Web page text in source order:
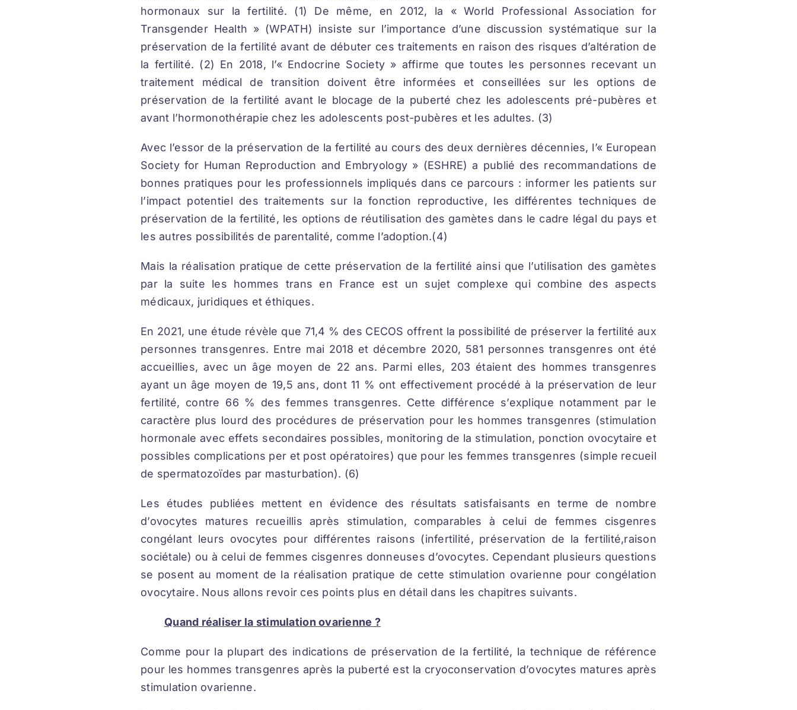
hormonaux sur la fertilité. (1) De même, en 2012, la « World Professional Association for
Transgender Health » (WPATH) insiste sur l’importance d’une discussion systématique sur la
préservation de la fertilité avant de débuter ces traitements en raison des risques d’altération de
la fertilité. (2) En 2018, l’« Endocrine Society » affirme que toutes les personnes recevant un
traitement médical de transition doivent être informées et conseillées sur les options de
préservation de la fertilité avant le blocage de la puberté chez les adolescents pré-pubères et
avant l’hormonothérapie chez les adolescents post-pubères et les adultes. (3)
Avec l’essor de la préservation de la fertilité au cours des deux dernières décennies, l’« European
Society for Human Reproduction and Embryology » (ESHRE) a publié des recommandations de
bonnes pratiques pour les professionnels impliqués dans ce parcours : informer les patients sur
l’impact potentiel des traitements sur la fonction reproductive, les différentes techniques de
préservation de la fertilité, les options de réutilisation des gamètes dans le cadre légal du pays et
les autres possibilités de parentalité, comme l’adoption.(4)
Mais la réalisation pratique de cette préservation de la fertilité ainsi que l’utilisation des gamètes
par la suite les hommes trans en France est un sujet complexe qui combine des aspects
médicaux, juridiques et éthiques.
En 2021, une étude révèle que 71,4 % des CECOS offrent la possibilité de préserver la fertilité aux
personnes transgenres. Entre mai 2018 et décembre 2020, 581 personnes transgenres ont été
accueillies, avec un âge moyen de 22 ans. Parmi elles, 203 étaient des hommes transgenres
ayant un âge moyen de 19,5 ans, dont 11 % ont effectivement procédé à la préservation de leur
fertilité, contre 66 % des femmes transgenres. Cette différence s’explique notamment par le
caractère plus lourd des procédures de préservation pour les hommes transgenres (stimulation
hormonale avec effets secondaires possibles, monitoring de la stimulation, ponction ovocytaire et
possibles complications per et post opératoires) que pour les femmes transgenres (simple recueil
de spermatozoïdes par masturbation). (6)
Les études publiées mettent en évidence des résultats satisfaisants en terme de nombre
d’ovocytes matures recueillis après stimulation, comparables à celui de femmes cisgenres
congélant leurs ovocytes pour différentes raisons (infertilité, préservation de la fertilité,raison
sociétale) ou à celui de femmes cisgenres donneuses d’ovocytes. Cependant plusieurs questions
se posent au moment de la réalisation pratique de cette stimulation ovarienne pour congélation
ovocytaire. Nous allons revoir ces points plus en détail dans les chapitres suivants.
Quand réaliser la stimulation ovarienne ?
Comme pour la plupart des indications de préservation de la fertilité, la technique de référence
pour les hommes transgenres après la puberté est la cryoconservation d’ovocytes matures après
stimulation ovarienne.